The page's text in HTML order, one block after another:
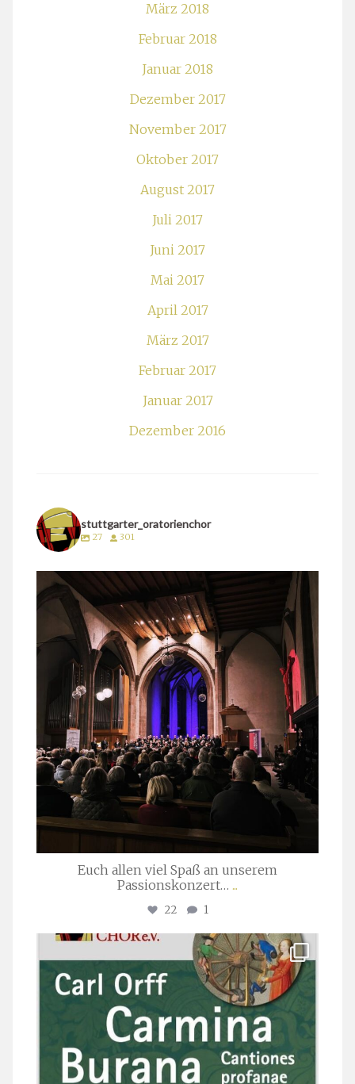
März 2018
Februar 2018
Januar 2018
Dezember 2017
November 2017
Oktober 2017
August 2017
Juli 2017
Juni 2017
Mai 2017
April 2017
März 2017
Februar 2017
Januar 2017
Dezember 2016
stuttgarter_oratorienchor
27 301
stuttgarter_oratorienchor
März 24
Euch allen viel Spaß an unserem
Passionskonzert… ...
22 1
stuttgarter_oratorienchor
Juli 22